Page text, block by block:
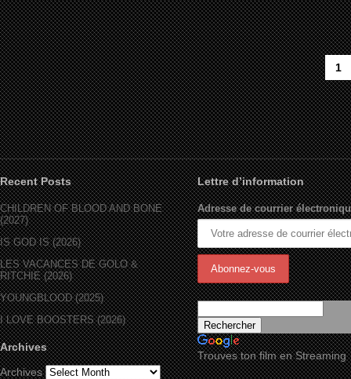
1
Recent Posts
CHILDREN OF BLOOD AND BONE
(2027)
IS GOD IS (2026)
LES VACANCES DE GOLO &
RITCHIE (2026)
YOUNGBLOOD (2025)
I LOVE BOOSTERS (2026)
Archives
Archives
Lettre d’information
Adresse de courrier
Trouves ton film en Streaming